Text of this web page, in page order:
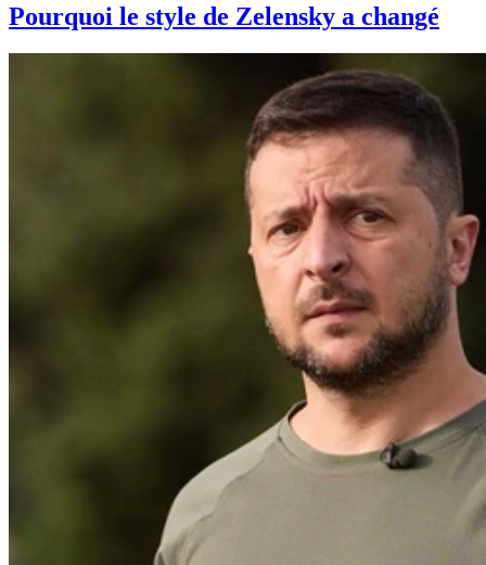
Pourquoi le style de Zelensky a changé